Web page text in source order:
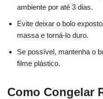
ambiente por até 3 dias.
Evite deixar o bolo
massa e torná-lo duro.
Se possível, mantenha o
filme plástico.
Como Congelar